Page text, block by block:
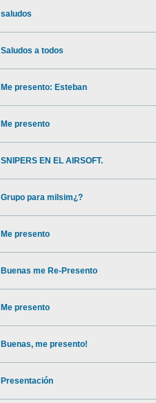
saludos
Saludos a todos
Me presento: Esteban
Me presento
SNIPERS EN EL AIRSOFT.
Grupo para milsim¿?
Me presento
Buenas me Re-Presento
Me presento
Buenas, me presento!
Presentación